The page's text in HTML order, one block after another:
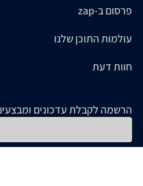
פרסום ב-zap
עולמות התוכן שלנו
חוות דעת
הרשמה לקבלת עדכונים